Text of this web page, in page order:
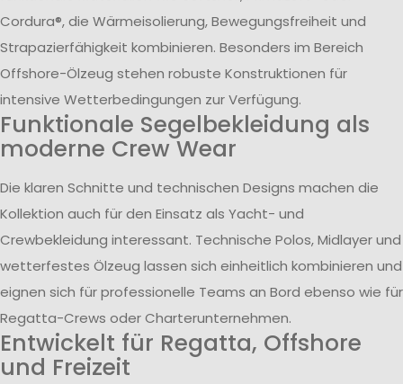
Cordura®, die Wärmeisolierung, Bewegungsfreiheit und
Strapazierfähigkeit kombinieren. Besonders im Bereich
Offshore-Ölzeug stehen robuste Konstruktionen für
intensive Wetterbedingungen zur Verfügung.
Funktionale Segelbekleidung als
moderne Crew Wear
Die klaren Schnitte und technischen Designs machen die
Kollektion auch für den Einsatz als Yacht- und
Crewbekleidung interessant. Technische Polos, Midlayer und
wetterfestes Ölzeug lassen sich einheitlich kombinieren und
eignen sich für professionelle Teams an Bord ebenso wie für
Regatta-Crews oder Charterunternehmen.
Entwickelt für Regatta, Offshore
und Freizeit